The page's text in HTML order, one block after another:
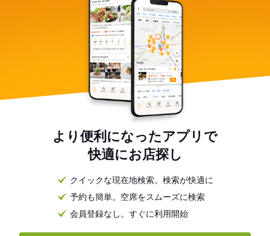
より便利になったアプリで
快適にお店探し
クイックな現在地検索。検索が快適に
予約も簡単。空席をスムーズに検索
会員登録なし。すぐに利用開始